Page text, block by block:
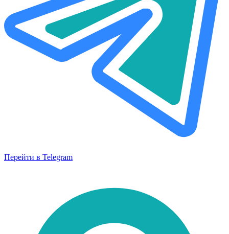
Перейти в Telegram